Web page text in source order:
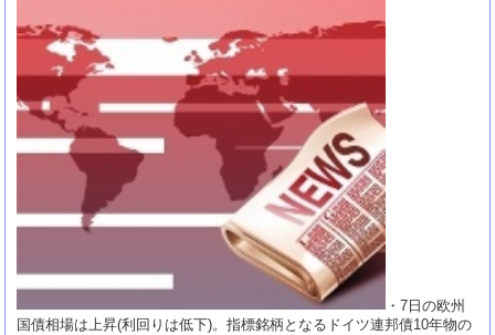
・7日の欧州
国債相場は上昇(利回りは低下)。指標銘柄となるドイツ連邦債10年物の